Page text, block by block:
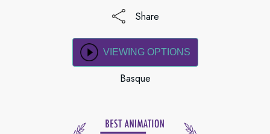
Share
VIEWING OPTIONS
Basque